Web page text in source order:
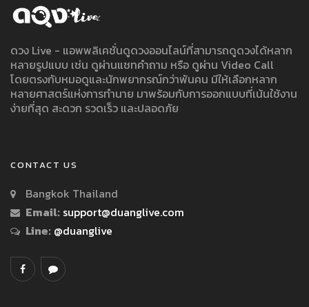
ดวง Live - แอพพลิเคชั่นดูดวงออนไลน์ที่สามารถดูดวงได้หลาก
หลายรูปแบบ เช่น ดูผ่านแชทคำถาม หรือ ดูผ่าน Video Call
โดยตรงกับหมอดูและนักพยากรณ์กว่าพันคน มีให้เลือกหลาก
หลายศาสตร์แห่งการทำนาย มาพร้อมกับการออกแบบที่เน้นใช้งาน
ง่ายที่สุด สะดวก รวดเร็ว และปลอดภัย
CONTACT US
Bangkok Thailand
Email: support@duanglive.com
Line: @duanglive